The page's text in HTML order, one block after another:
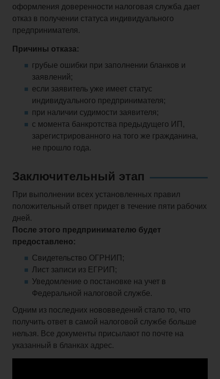
оформления доверенности налоговая служба дает
отказ в получении статуса индивидуального
предпринимателя.
Причины отказа:
грубые ошибки при заполнении бланков и
заявлений;
если заявитель уже имеет статус
индивидуального предпринимателя;
при наличии судимости заявителя;
с момента банкротства предыдущего ИП,
зарегистрированного на того же гражданина,
не прошло года.
Заключительный этап
При выполнении всех установленных правил
положительный ответ придет в течение пяти рабочих
дней.
После этого предпринимателю будет
предоставлено:
Свидетельство ОГРНИП;
Лист записи из ЕГРИП;
Уведомление о постановке на учет в
Федеральной налоговой службе.
Одним из последних нововведений стало то, что
получить ответ в самой налоговой службе больше
нельзя. Все документы присылают по почте на
указанный в бланках адрес.